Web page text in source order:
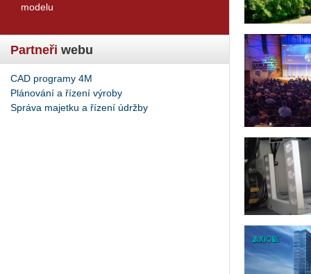
modelu
Partneři webu
CAD programy 4M
Plánování a řízení výroby
Správa majetku a řízení údržby